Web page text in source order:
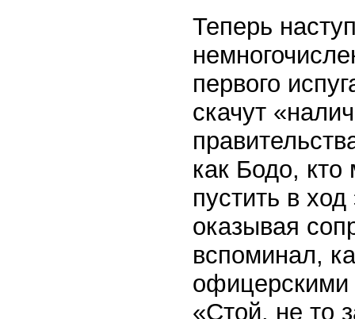
Теперь
первого
скачут
как Бодо,
пустить в
оказывая
вспоминал,
офицерскими
«Стой, не то